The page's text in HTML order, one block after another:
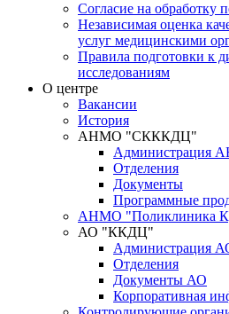
Согласие на обработку
Независимая оценка
услуг медицинскими
Правила подготовки к
исследованиям
О центре
Вакансии
История
АНМО "СКККДЦ"
Администрация
Отделения
Документы
Программные
АНМО "Поликлиника
АО "ККДЦ"
Администрация
Отделения
Документы АО
Корпоративная